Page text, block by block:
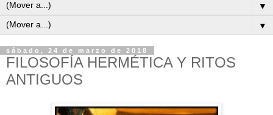
▼
▼
sábado, 24 de marzo de 2018
FILOSOFÍA HERMÉTICA Y RITOS
ANTIGUOS